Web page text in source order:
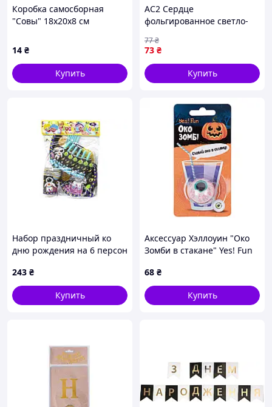
Коробка самосборная
"Совы" 18х20х8 см
14 ₴
Купить
AC2 Сердце
фольгированное светло-
празднования
романтических событий
декор д DE
73 ₴
77₴
Купить
Набор праздничный ко
дню рождения на 6 персон
243 ₴
Купить
Аксессуар Хэллоуин "Око
Зомби в стакане" Yes! Fun
68 ₴
Купить